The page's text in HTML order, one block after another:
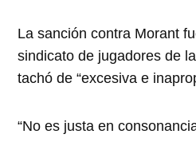
La sanción contra Morant
sindicato de jugadores de
tachó de “excesiva e
“No es justa en